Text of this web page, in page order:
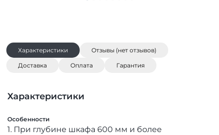
Характеристики Отзывы (нет отзывов)
Доставка Оплата Гарантия
Характеристики
Особенности
1. При глубине шкафа 600 мм и более